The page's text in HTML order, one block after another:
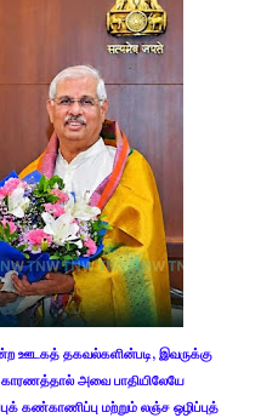
ஊடகத் தகவல்களின்படி, இவருக்கு
அவை பாதியிலேயே
கண்காணிப்பு மற்றும் லஞ்ச ஒழிப்புத்